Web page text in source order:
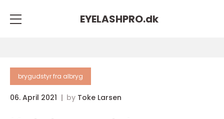
EYELASHPRO.dk
brygudstyr fra albryg
06. April 2021 by Toke Larsen